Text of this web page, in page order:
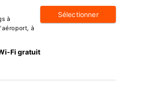
à
à
Fi gratuit
Sélectionner